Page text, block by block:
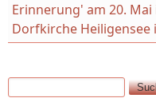
Erinnerung' am 20.
Dorfkirche Heiligensee
Suchformular
Suche